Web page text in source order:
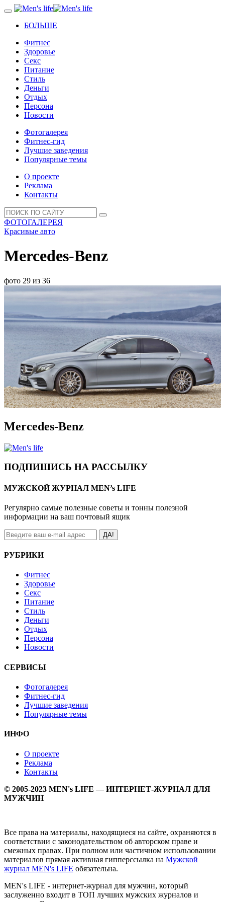
БОЛЬШЕ
Фитнес
Здоровье
Секс
Питание
Стиль
Деньги
Отдых
Персона
Новости
Фотогалерея
Фитнес-гид
Лучшие заведения
Популярные темы
О проекте
Реклама
Контакты
ФОТОГАЛЕРЕЯ
Красивые авто
Mercedes-Benz
фото 29 из 36
Mercedes-Benz
ПОДПИШИСЬ НА РАССЫЛКУ
МУЖСКОЙ ЖУРНАЛ MEN’s LIFE
Регулярно самые полезные советы и тонны полезной
информации на ваш почтовый ящик
ДА!
РУБРИКИ
Фитнес
Здоровье
Секс
Питание
Стиль
Деньги
Отдых
Персона
Новости
СЕРВИСЫ
Фотогалерея
Фитнес-гид
Лучшие заведения
Популярные темы
ИНФО
О проекте
Реклама
Контакты
© 2005-2023 MEN's LIFE — ИНТЕРНЕТ-ЖУРНАЛ ДЛЯ
МУЖЧИН
Все права на материалы, находящиеся на сайте, охраняются в
соответствии с законодательством об авторском праве и
смежных правах. При полном или частичном использовании
материалов прямая активная гипперссылка на Мужской
журнал MEN's LIFE обязательна.
MEN's LIFE - интернет-журнал для мужчин, который
заслуженно входит в ТОП лучших мужских журналов и